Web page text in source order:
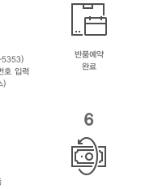
5353)
호 입력
)
반품예약
완료
6